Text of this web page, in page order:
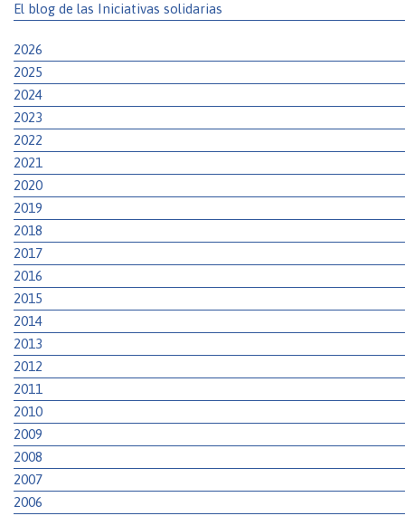
El blog de las Iniciativas solidarias
2026
2025
2024
2023
2022
2021
2020
2019
2018
2017
2016
2015
2014
2013
2012
2011
2010
2009
2008
2007
2006